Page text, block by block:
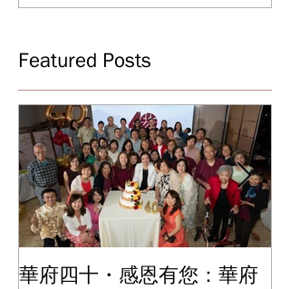
Featured Posts
華府四十・感恩有您：華府